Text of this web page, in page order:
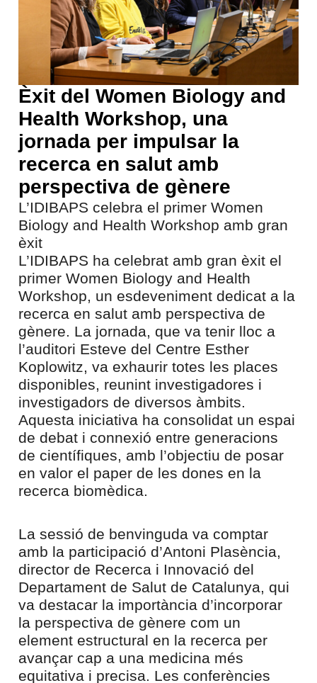
Èxit del Women Biology and
Health Workshop, una
jornada per impulsar la
recerca en salut amb
perspectiva de gènere
L’IDIBAPS celebra el primer Women
Biology and Health Workshop amb gran
èxit
L’IDIBAPS ha celebrat amb gran èxit el
primer Women Biology and Health
Workshop, un esdeveniment dedicat a la
recerca en salut amb perspectiva de
gènere. La jornada, que va tenir lloc a
l’auditori Esteve del Centre Esther
Koplowitz, va exhaurir totes les places
disponibles, reunint investigadores i
investigadors de diversos àmbits.
Aquesta iniciativa ha consolidat un espai
de debat i connexió entre generacions
de científiques, amb l’objectiu de posar
en valor el paper de les dones en la
recerca biomèdica.
La sessió de benvinguda va comptar
amb la participació d’Antoni Plasència,
director de Recerca i Innovació del
Departament de Salut de Catalunya, qui
va destacar la importància d’incorporar
la perspectiva de gènere com un
element estructural en la recerca per
avançar cap a una medicina més
equitativa i precisa. Les conferències